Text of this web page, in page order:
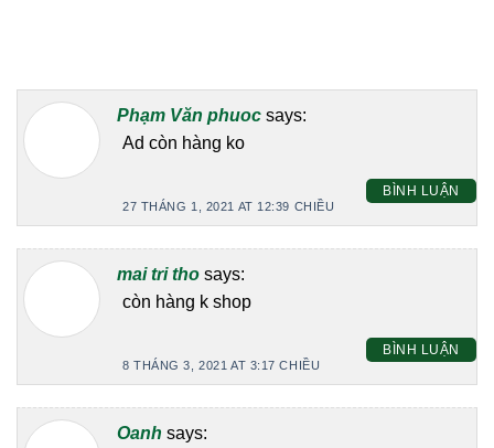
Phạm Văn phuoc says:
Ad còn hàng ko
27 THÁNG 1, 2021 AT 12:39 CHIỀU
BÌNH LUẬN
mai tri tho says:
còn hàng k shop
8 THÁNG 3, 2021 AT 3:17 CHIỀU
BÌNH LUẬN
Oanh says: